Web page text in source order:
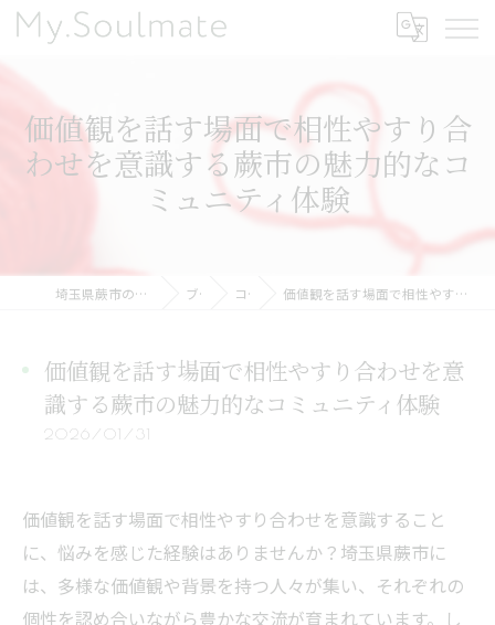
価値観を話す場面で相性やすり合
わせを意識する蕨市の魅力的なコ
ミュニティ体験
埼玉県蕨市の結婚相談所ならMy.Soulmate ブログ コラム 価値観を話す場面で相性やすり合わせを意識する蕨市の魅力的なコミュニティ体験
価値観を話す場面で相性やすり合わせを意
識する蕨市の魅力的なコミュニティ体験
2026/01/31
価値観を話す場面で相性やすり合わせを意識すること
に、悩みを感じた経験はありませんか？埼玉県蕨市に
は、多様な価値観や背景を持つ人々が集い、それぞれの
個性を認め合いながら豊かな交流が育まれています。し